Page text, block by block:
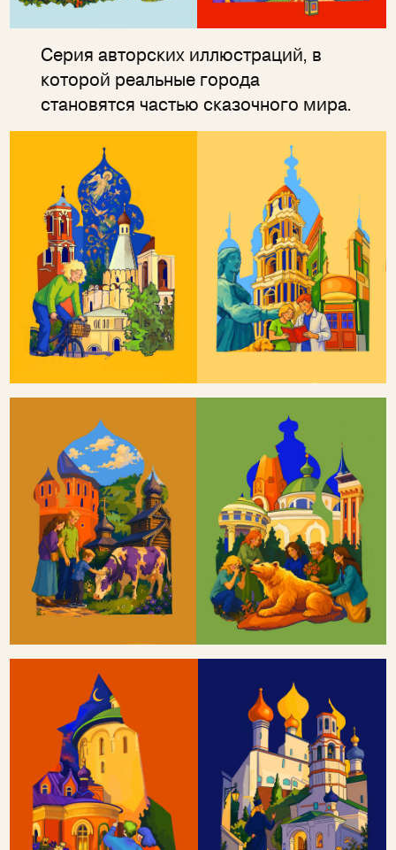
Серия авторских иллюстраций, в
которой реальные города
становятся частью сказочного мира.